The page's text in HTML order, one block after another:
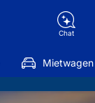
Chat
Mietwagen